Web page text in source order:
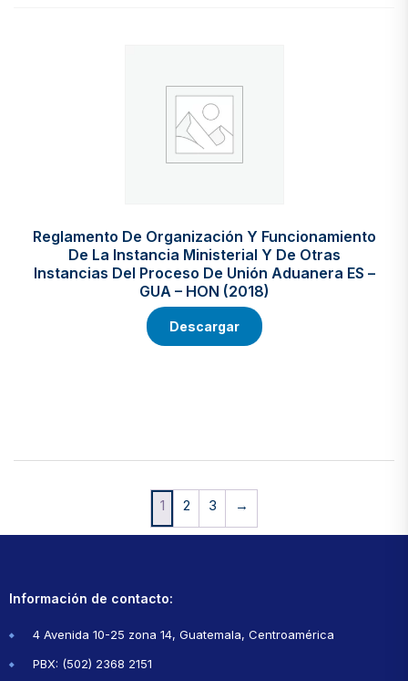
Reglamento De Organización Y Funcionamiento
De La Instancia Ministerial Y De Otras
Instancias Del Proceso De Unión Aduanera ES –
GUA – HON (2018)
Descargar
1 2 3 →
Información de contacto:
4 Avenida 10-25 zona 14, Guatemala, Centroamérica
PBX: (502) 2368 2151